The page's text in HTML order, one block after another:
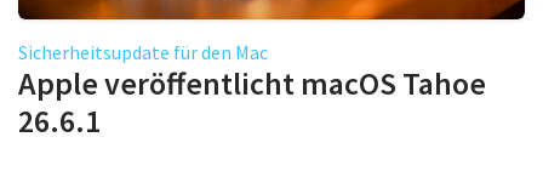
Sicherheitsupdate für den Mac
Apple veröffentlicht macOS Tahoe
26.6.1